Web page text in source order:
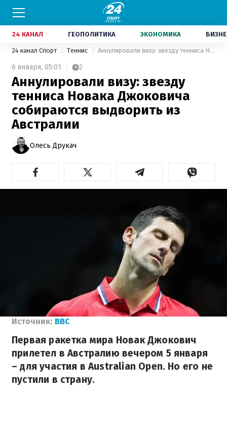
24 КАНАЛ ГЕОПОЛИТИКА ЭКОНОМИКА
24 канал Спорт Теннис Аннулировали визу: звезду тенниса Новака Джоковича собираются выдворить из Австралии
6 января, 05:01 2
Аннулировали визу: звезду
тенниса Новака Джоковича
собираются выдворить из
Австралии
Олесь Друкач
Источник: BBC
Первая ракетка мира Новак Джокович
прилетел в Австралию вечером 5 января
– для участия в Australian Open. Но его не
пустили в страну.